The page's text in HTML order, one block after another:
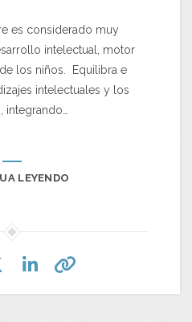
es considerado muy
intelectual, motor
los niños. Equilibra e
intelectuales y los
integrando…
LEYENDO